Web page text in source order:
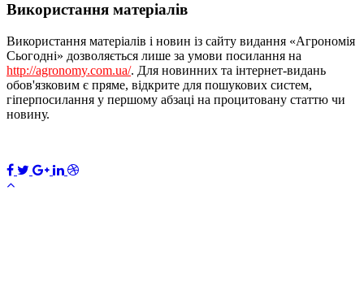
Використання матеріалів
Використання матеріалів і новин із сайту видання «Агрономія
Сьогодні» дозволяється лише за умови посилання на
http://agronomy.com.ua/. Для новинних та інтернет-видань
обов'язковим є пряме, відкрите для пошукових систем,
гіперпосилання у першому абзаці на процитовану статтю чи
новину.